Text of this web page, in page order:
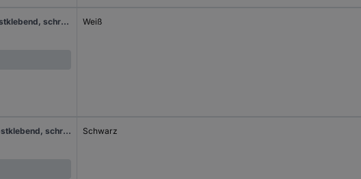
Quadrios 24CA441 Befestigungssockel selbstklebend, schraubbar 24CA441 Weiß 50 St. Weiß
Quadrios 24CA442 Befestigungssockel selbstklebend, schraubbar 24CA442 Bündel-Ø-Bereich 18 mm (max) Schwarz 50 St. Schwarz